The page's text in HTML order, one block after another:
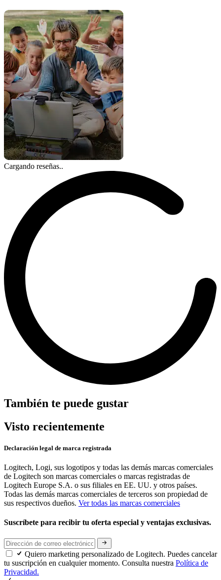
Cargando reseñas..
También te puede gustar
Visto recientemente
Declaración legal de marca registrada
Logitech, Logi, sus logotipos y todas las demás marcas comerciales
de Logitech son marcas comerciales o marcas registradas de
Logitech Europe S.A. o sus filiales en EE. UU. y otros países.
Todas las demás marcas comerciales de terceros son propiedad de
sus respectivos dueños. Ver todas las marcas comerciales
Suscríbete para recibir tu oferta especial y ventajas exclusivas.
Quiero marketing personalizado de Logitech. Puedes cancelar
tu suscripción en cualquier momento. Consulta nuestra Política de
Privacidad.